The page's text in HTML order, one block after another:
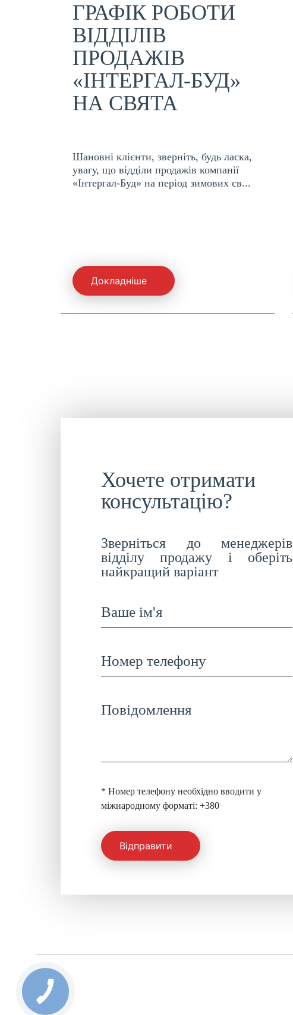
ГРАФІК РОБОТИ
ВІДДІЛІВ
ПРОДАЖІВ
«ІНТЕРГАЛ-БУД»
НА СВЯТА
Шановні клієнти, зверніть, будь ласка,
увагу, що відділи продажів компанії
«Інтергал-Буд» на період зимових св...
Докладніше
Хочете отримати
консультацію?
Зверніться до менеджерів
відділу продажу і оберіть
найкращий варіант
* Номер телефону необхідно вводити у
міжнародному форматі: +380
Відправити